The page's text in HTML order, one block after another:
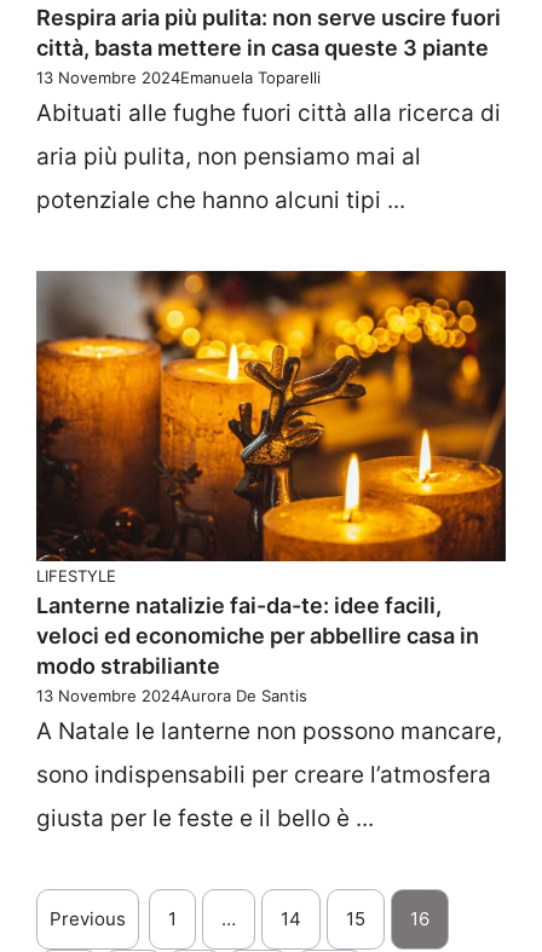
Respira aria più pulita: non serve uscire fuori
città, basta mettere in casa queste 3 piante
13 Novembre 2024Emanuela Toparelli
Abituati alle fughe fuori città alla ricerca di
aria più pulita, non pensiamo mai al
potenziale che hanno alcuni tipi ...
LIFESTYLE
Lanterne natalizie fai-da-te: idee facili,
veloci ed economiche per abbellire casa in
modo strabiliante
13 Novembre 2024Aurora De Santis
A Natale le lanterne non possono mancare,
sono indispensabili per creare l’atmosfera
giusta per le feste e il bello è ...
Previous 1 … 14 15 16